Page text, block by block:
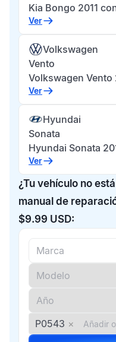
Kia Bongo 2011
Ver
Volkswagen
Vento
Volkswagen Vento
Ver
Hyundai
Sonata
Hyundai Sonata
Ver
¿Tu vehículo no
manual de
$9.99 USD:
P0543 ×